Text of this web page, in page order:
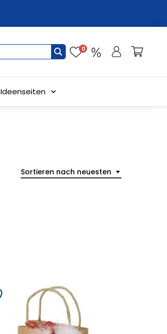
0
Ideenseiten
Sortieren nach neuesten